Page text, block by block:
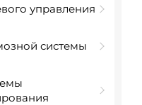
управления
системы